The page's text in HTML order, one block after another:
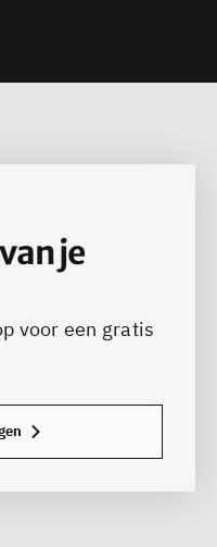
je
voor een gratis